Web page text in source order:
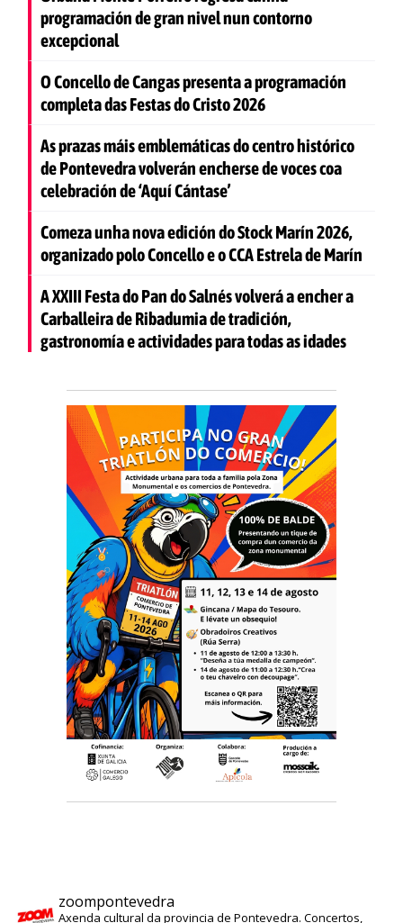
programación de gran nivel nun contorno
excepcional
O Concello de Cangas presenta a programación
completa das Festas do Cristo 2026
As prazas máis emblemáticas do centro histórico
de Pontevedra volverán encherse de voces coa
celebración de ‘Aquí Cántase’
Comeza unha nova edición do Stock Marín 2026,
organizado polo Concello e o CCA Estrela de Marín
A XXIII Festa do Pan do Salnés volverá a encher a
Carballeira de Ribadumia de tradición,
gastronomía e actividades para todas as idades
zoompontevedra
Axenda cultural da provincia de Pontevedra. Concertos,